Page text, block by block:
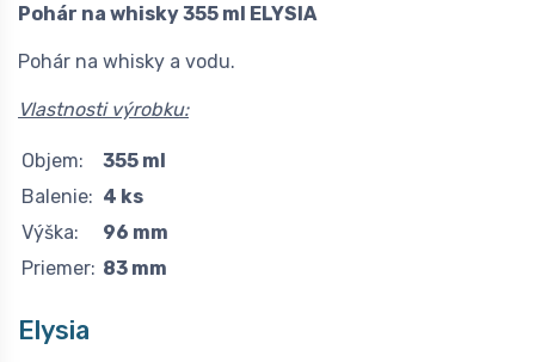
Pohár na whisky 355 ml ELYSIA
Pohár na whisky a vodu.
Vlastnosti výrobku:
Objem:
355 ml
Balenie: 4 ks
Výška:
96 mm
Priemer: 83 mm
Elysia